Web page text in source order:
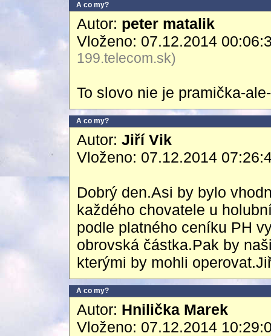
A co my?
Autor: peter matalik
Vloženo: 07.12.2014
199.telecom.sk)
To slovo nie je pramička-
A co my?
Autor: Jiří Vik
Vloženo: 07.12.2014
Dobrý den.Asi by bylo
každého chovatele u
podle platného ceníku PH
obrovská částka.Pak by
kterými by mohli
A co my?
Autor: Hnilička Marek
Vloženo: 07.12.2014